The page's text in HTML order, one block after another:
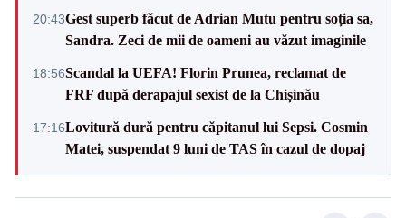
20:43Gest superb făcut de Adrian Mutu pentru soția sa,
Sandra. Zeci de mii de oameni au văzut imaginile
18:56Scandal la UEFA! Florin Prunea, reclamat de
FRF după derapajul sexist de la Chișinău
17:16Lovitură dură pentru căpitanul lui Sepsi. Cosmin
Matei, suspendat 9 luni de TAS în cazul de dopaj